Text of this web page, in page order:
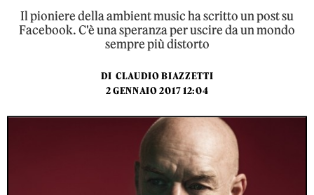
Il pioniere della ambient music ha scritto un post su
Facebook. C'è una speranza per uscire da un mondo
sempre più distorto
DI CLAUDIO BIAZZETTI
2 GENNAIO 2017 12:04